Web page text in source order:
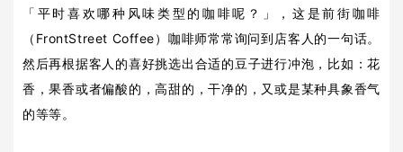
「平时喜欢哪种风味类型的咖啡呢？」，这是前街咖啡
（FrontStreet Coffee）咖啡师常常询问到店客人的一句话。
然后再根据客人的喜好挑选出合适的豆子进行冲泡，比如：花
香，果香或者偏酸的，高甜的，干净的，又或是某种具象香气
的等等。